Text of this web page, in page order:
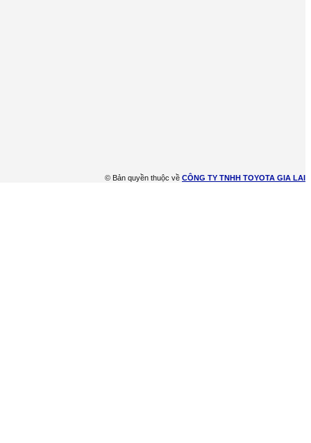
© Bản quyền thuộc về CÔNG TY TNHH TOYOTA GIA LAI